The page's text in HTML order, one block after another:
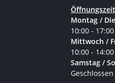
Montag /
10:00 - 17:00
Mittwoch /
10:00 -
Samstag /
Geschlossen